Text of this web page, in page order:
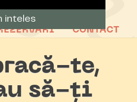
inteles
CONTACT
te,
să-ți